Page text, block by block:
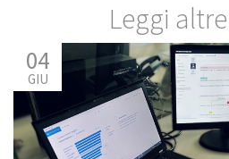
Leggi
04
GIU